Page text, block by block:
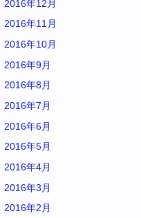
2016年12月
2016年11月
2016年10月
2016年9月
2016年8月
2016年7月
2016年6月
2016年5月
2016年4月
2016年3月
2016年2月